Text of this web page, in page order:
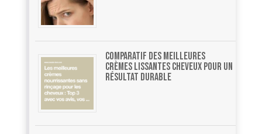
Comparatif des meilleures
crèmes lissantes cheveux pour un
résultat durable